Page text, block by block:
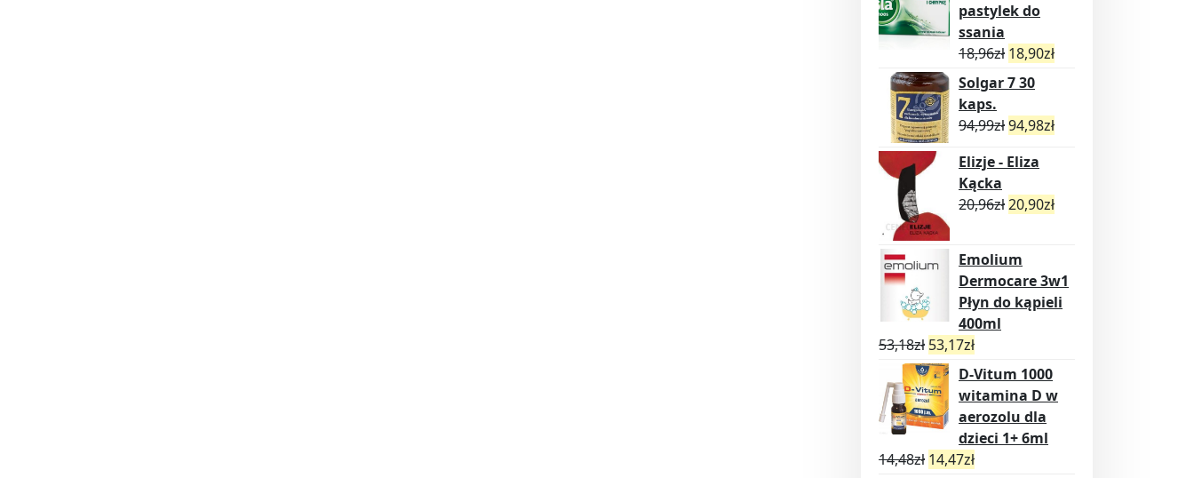
pastylek do
ssania
18,96zł 18,90zł
Solgar 7 30
kaps.
94,99zł94,98zł
Elizje - Eliza
Kącka
20,96zł20,90zł
Emolium
Dermocare 3w1
Płyn do kąpieli
400ml
53,18zł 53,17zł
D-Vitum 1000
witamina D w
aerozolu dla
dzieci 1+ 6ml
14,48zł 14,47zł